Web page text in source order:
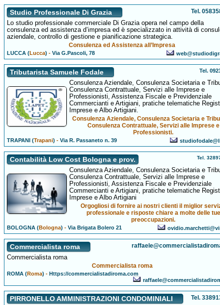
Studio Professionale Di Grazia Tel.
Lo studio professionale commerciale Di Grazia opera nel campo della
consulenza ed assistenza d’impresa ed è specializzato in attività di
aziendale, controllo di gestione e pianificazione strategica.
Consulenza ed Assistenza all’Impresa
LUCCA (Lucca) -Via G.Pascoli, 78
Tributarista Samuele Fodale Tel.
Consulenza Aziendale, Consulenza Societaria e
Consulenza Contrattuale, Servizi alle Imprese e
Professionisti, Assistenza Fiscale e Previdenziale
Commercianti e Artigiani, pratiche telematiche
Imprese e Albo Artigiani.
Consulenza Aziendale, Consulenza Societaria e
Consulenza Contrattuale, Servizi alle Imprese e
Professionisti.
TRAPANI (Trapani) -Via R. Passaneto n. 39
Contabilità Low Cost Bologna e prov. Tel.
Consulenza Aziendale, Consulenza Societaria e
Consulenza Contrattuale, Servizi alle Imprese e
Professionisti, Assistenza Fiscale e Previdenziale
Commercianti e Artigiani, pratiche telematiche
Imprese e Albo Artigiani
Orgogliosi di fornire ai nostri clienti il miglior
professionale e risposte chiare a molte delle tue
preoccupazioni.
BOLOGNA (Bologna) -Via Brigata Bolero 21
Commercialista roma
Commercialista roma
Commercialista roma
ROMA (Roma) -Https://commercialistadiroma.com
PIRRONELLO AMMINISTRAZIONI CONDOMINIALI Tel.